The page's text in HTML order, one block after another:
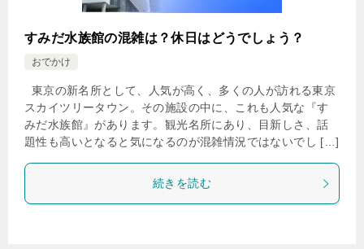
すみだ水族館の混雑は？休日はどうでしょう？
おでかけ
東京の新名所として、人気が高く、多くの人が訪れる東京
スカイツリータウン。その施設の中に、これも人気な『す
みだ水族館』があります。観光名所にあり、目新しさ、話
題性も高いとなると気になるのが混雑情況ではないでし […]
続きを読む